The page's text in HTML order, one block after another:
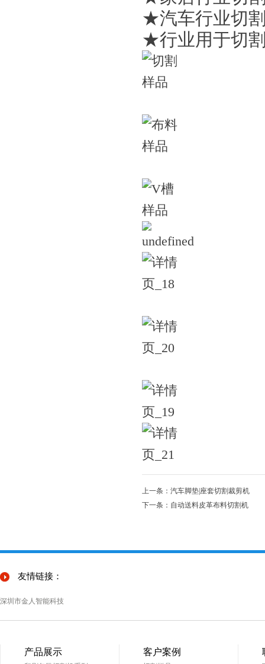
★汽车行业切
★行业用于切
上一条：汽车脚垫|座套切割裁剪机
下一条：自动送料皮革布料切割机
友情链接：
深圳市金人智能科技
产品展示 客户案例